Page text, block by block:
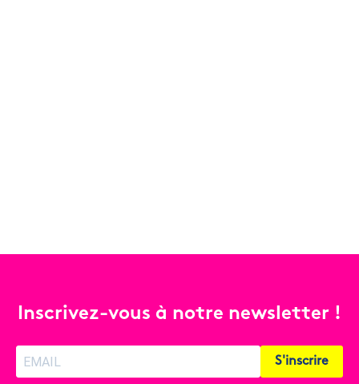
Inscrivez-vous à notre newsletter !
S'inscrire